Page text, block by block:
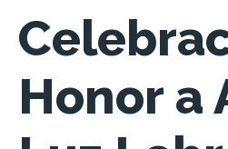
Honor a